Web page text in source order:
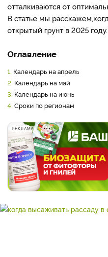
отталкиваются от
В статье мы расскажем,
открытый грунт в 2025 году.
Оглавление
1. Календарь на апрель
2. Календарь на май
3. Календарь на июнь
4. Сроки по регионам
РЕКЛАМА